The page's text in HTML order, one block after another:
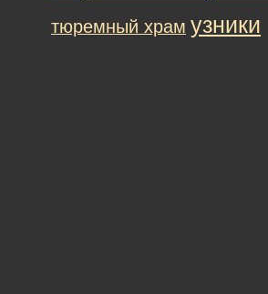
тюремный храм узники